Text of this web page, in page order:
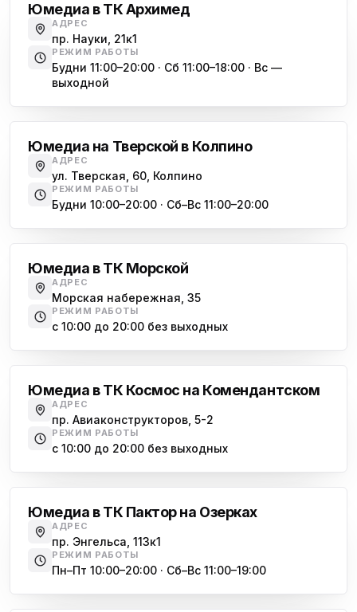
ю
Юмедиа во Всеволожске
пр. Христиновский 28, Всеволожск
Юмедиа в ТК Архимед
АДРЕС
пр. Науки, 21к1
РЕЖИМ РАБОТЫ
Будни 11:00–20:00 · Сб 11:00–18:00 · Вс —
выходной
Юмедиа на Тверской в Колпино
АДРЕС
ул. Тверская, 60, Колпино
РЕЖИМ РАБОТЫ
Будни 10:00–20:00 · Сб–Вс 11:00–20:00
Юмедиа в ТК Морской
АДРЕС
Морская набережная, 35
РЕЖИМ РАБОТЫ
с 10:00 до 20:00 без выходных
Юмедиа в ТК Космос на Комендантском
АДРЕС
пр. Авиаконструкторов, 5-2
РЕЖИМ РАБОТЫ
с 10:00 до 20:00 без выходных
Юмедиа в ТК Пактор на Озерках
АДРЕС
пр. Энгельса, 113к1
РЕЖИМ РАБОТЫ
Пн–Пт 10:00–20:00 · Сб–Вс 11:00–19:00